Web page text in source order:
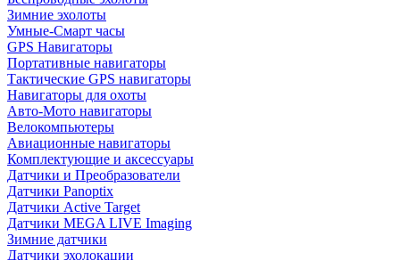
Зимние эхолоты
Умные-Смарт часы
GPS Навигаторы
Портативные навигаторы
Тактические GPS навигаторы
Навигаторы для охоты
Авто-Мото навигаторы
Велокомпьютеры
Авиационные навигаторы
Комплектующие и аксессуары
Датчики и Преобразователи
Датчики Panoptix
Датчики Active Target
Датчики MEGA LIVE Imaging
Зимние датчики
Датчики эхолокации